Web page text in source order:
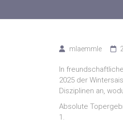
mlaemmle
In
2025 der
Disziplinen an,
Absolute
1.